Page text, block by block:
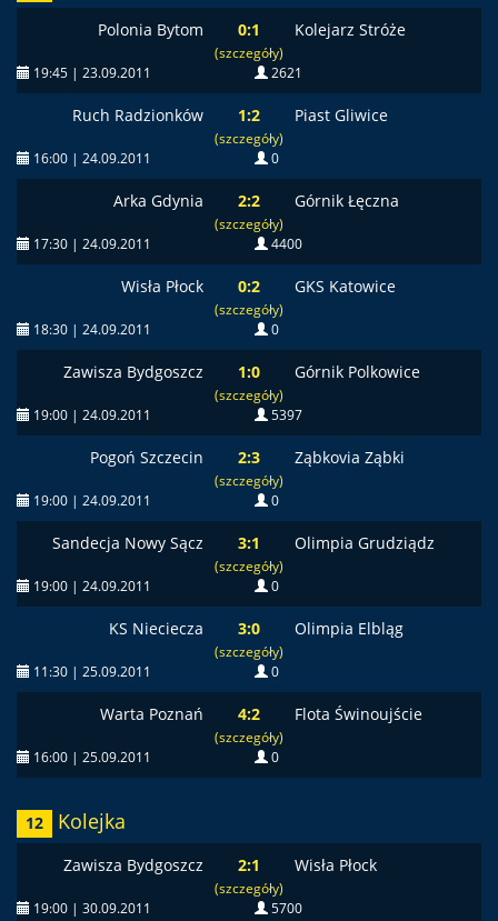
Polonia Bytom 0:1
(szczegóły)
Kolejarz Stróże
19:45 | 23.09.2011 2621
Ruch Radzionków 1:2
(szczegóły)
Piast Gliwice
16:00 | 24.09.2011 0
Arka Gdynia 2:2
(szczegóły)
Górnik Łęczna
17:30 | 24.09.2011 4400
Wisła Płock 0:2
(szczegóły)
GKS Katowice
18:30 | 24.09.2011 0
Zawisza Bydgoszcz 1:0
(szczegóły)
Górnik Polkowice
19:00 | 24.09.2011 5397
Pogoń Szczecin 2:3
(szczegóły)
Ząbkovia Ząbki
19:00 | 24.09.2011 0
Sandecja Nowy Sącz 3:1
(szczegóły)
Olimpia Grudziądz
19:00 | 24.09.2011 0
KS Nieciecza 3:0
(szczegóły)
Olimpia Elbląg
11:30 | 25.09.2011 0
Warta Poznań 4:2
(szczegóły)
Flota Świnoujście
16:00 | 25.09.2011 0
12 Kolejka
Zawisza Bydgoszcz 2:1
(szczegóły)
Wisła Płock
19:00 | 30.09.2011 5700